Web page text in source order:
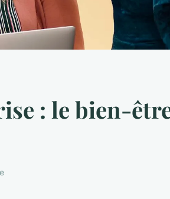
: le bien-